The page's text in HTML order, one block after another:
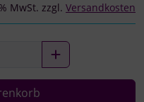
MwSt. zzgl. Versandkosten